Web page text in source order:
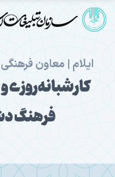
ایلام | معاون
کار
فرهنگ